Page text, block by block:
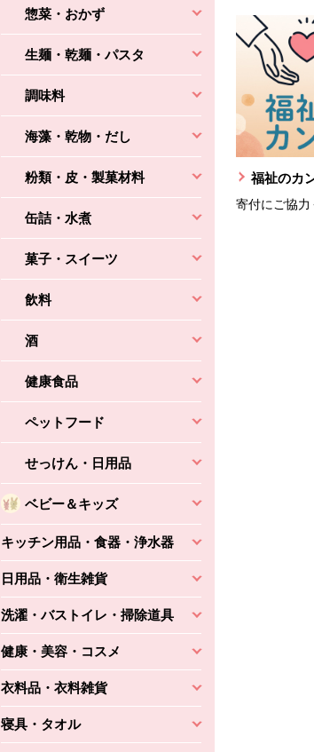
惣菜・おかず
生麺・乾麺・パスタ
調味料
海藻・乾物・だし
粉類・皮・製菓材料
缶詰・水煮
菓子・スイーツ
飲料
酒
健康食品
ペットフード
せっけん・日用品
ベビー＆キッズ
キッチン用品・食器・浄水器
日用品・衛生雑貨
洗濯・バストイレ・掃除道具
健康・美容・コスメ
衣料品・衣料雑貨
寝具・タオル
福祉のカ
寄付にご協力